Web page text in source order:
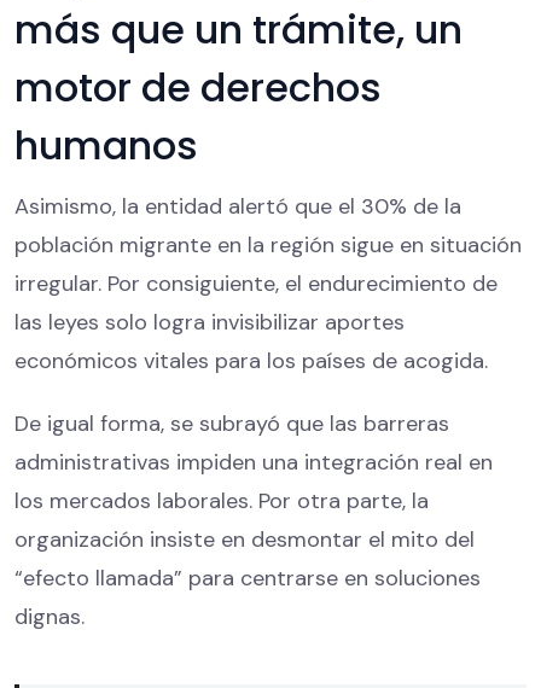
más que un trámite, un
motor de derechos
humanos
Asimismo, la entidad alertó que el 30% de la
población migrante en la región sigue en situación
irregular. Por consiguiente, el endurecimiento de
las leyes solo logra invisibilizar aportes
económicos vitales para los países de acogida.
De igual forma, se subrayó que las barreras
administrativas impiden una integración real en
los mercados laborales. Por otra parte, la
organización insiste en desmontar el mito del
“efecto llamada” para centrarse en soluciones
dignas.